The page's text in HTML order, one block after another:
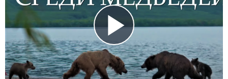
Play
Video